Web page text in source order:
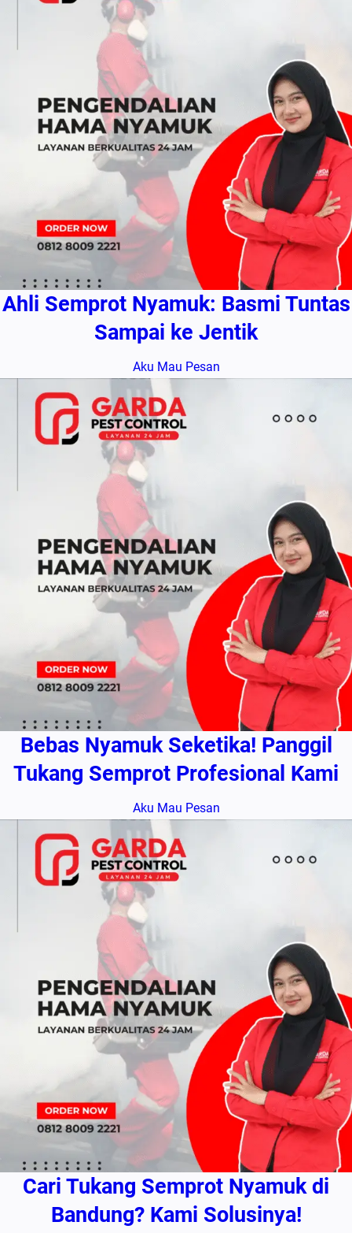
Ahli Semprot Nyamuk: Basmi Tuntas
Sampai ke Jentik
Aku Mau Pesan
Bebas Nyamuk Seketika! Panggil
Tukang Semprot Profesional Kami
Aku Mau Pesan
Cari Tukang Semprot Nyamuk di
Bandung? Kami Solusinya!